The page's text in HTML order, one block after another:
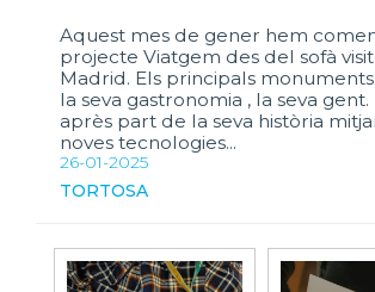
Aquest mes de gener hem
projecte Viatgem des del sofà
Madrid. Els principals monuments
la seva gastronomia , la seva
après part de la seva història
noves tecnologies...
26-01-2025
TORTOSA